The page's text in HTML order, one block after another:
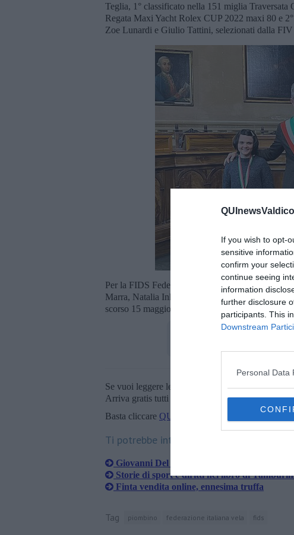
If you wish to opt-
sensitive
confirm your
continue seeing
information
further disclosure
participants. This
Downstream
Personal Data
Teglia, 1° classificato nella 151 miglia
Regata Maxi Yacht Rolex CUP 2022 maxi 80 e
Zoe Lunardi e Giulio Tattini, selezionati dalla FIV
Per la FIDS Federazione Italiana Danza Sportiva
Marra, Natalia Inhatenia, Angela Berardi e Ivana
scorso 15 maggio il titolo italiano nella specialità
Se vuoi leggere le notizie principali della
Arriva gratis tutti i giorni alle 20:00 direttamente
Basta cliccare QUI
Ti potrebbe interessare anche:
Giovanni Del Pia e Rete Toscana Sud
Storie di sport e diritti nel libro di
Finta vendita online, ennesima truffa
Tag piombino federazione italiana vela fids